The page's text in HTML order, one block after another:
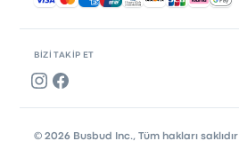
BIZI TAKIP ET
© 2026 Busbud Inc., Tüm hakları saklıdır